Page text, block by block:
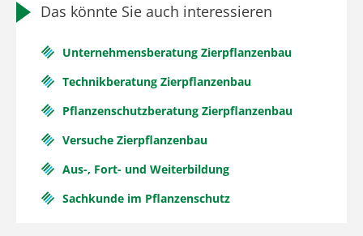
Das könnte Sie auch interessieren
Unternehmensberatung Zierpflanzenbau
Technikberatung Zierpflanzenbau
Pflanzenschutzberatung Zierpflanzenbau
Versuche Zierpflanzenbau
Aus-, Fort- und Weiterbildung
Sachkunde im Pflanzenschutz